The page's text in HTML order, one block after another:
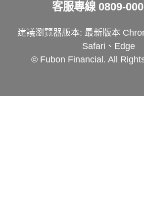
客服專線 0809-
建議瀏覽器版本: 最新版本
Safari、Edge
© Fubon Financial. All